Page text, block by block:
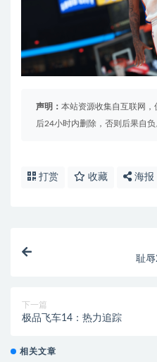
声明： 本站资源收集自互联网
后24小时内删除，否则后果自负
打赏 收藏 海报
耻
下一篇
极品飞车14：热力追踪
相关文章